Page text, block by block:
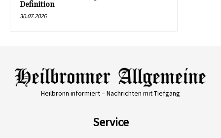
Definition
30.07.2026
Heilbronn informiert – Nachrichten mit Tiefgang
Service